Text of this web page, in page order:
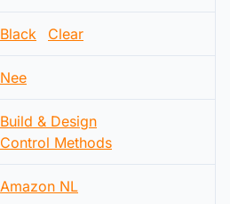
Black Clear
Nee
Build & Design
Control Methods
Amazon NL